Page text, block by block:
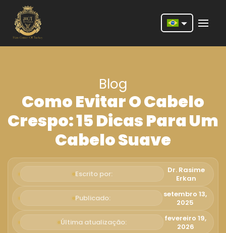
Deutsch
Português
Español
Türkçe
Italiano
Română
Русский
Blog
Como Evitar O Cabelo
Crespo: 15 Dicas Para Um
Cabelo Suave
Escrito por:
Dr. Rasime
Erkan
Publicado:
setembro 13,
2025
Última atualização:
fevereiro 19,
2026